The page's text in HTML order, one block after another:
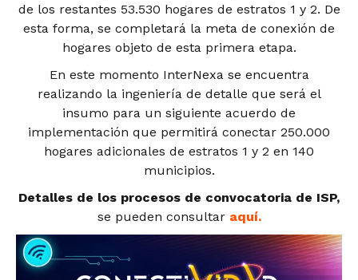
de los restantes 53.530 hogares de estratos 1 y 2. De
esta forma, se completará la meta de conexión de
hogares objeto de esta primera etapa.
En este momento InterNexa se encuentra
realizando la ingeniería de detalle que será el
insumo para un siguiente acuerdo de
implementación que permitirá conectar 250.000
hogares adicionales de estratos 1 y 2 en 140
municipios.
Detalles de los procesos de convocatoria de ISP,
se pueden consultar aquí.